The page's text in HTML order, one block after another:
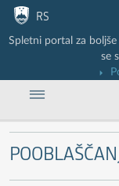
Nadaljuj na vsebino
Nadaljuj na vsebino
RS
Spletni portal za
se